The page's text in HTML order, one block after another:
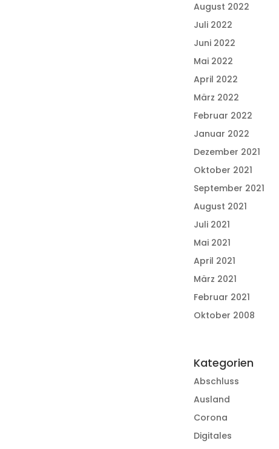
August 2022
Juli 2022
Juni 2022
Mai 2022
April 2022
März 2022
Februar 2022
Januar 2022
Dezember 2021
Oktober 2021
September 2021
August 2021
Juli 2021
Mai 2021
April 2021
März 2021
Februar 2021
Oktober 2008
Kategorien
Abschluss
Ausland
Corona
Digitales